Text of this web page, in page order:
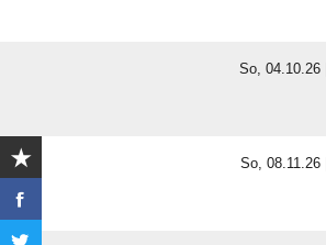
So, 04.10.26 |
So, 08.11.26 |